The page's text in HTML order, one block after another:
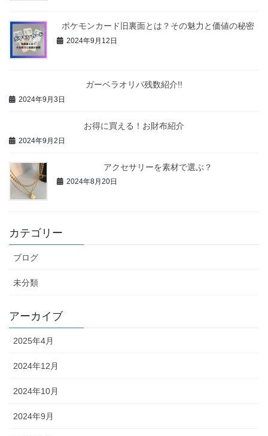
ポケモンカード旧裏面とは？その魅力と価値の秘密
2024年9月12日
ガーベラオリパ残数紹介!!
2024年9月3日
お得に買える！お財布紹介
2024年9月2日
アクセサリーを素材で選ぶ？
2024年8月20日
カテゴリー
ブログ
未分類
アーカイブ
2025年4月
2024年12月
2024年10月
2024年9月